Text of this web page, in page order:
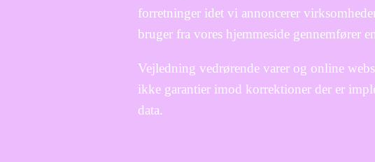
forretninger idet vi annoncerer
bruger fra vores hjemmeside gennemfører
Vejledning vedrørende varer og online
ikke garantier imod korrektioner der er
data.